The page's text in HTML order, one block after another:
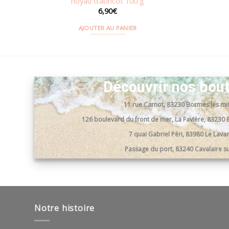
6,90€
AJOUTER AU PANIER
Découvrir nos
11 rue Carnot, 83230 Bormes les
126 boulevard du front de mer, La Favière, 83230
7 quai Gabriel Péri, 83980 Le
Passage du port, 83240 Cavalaire
Notre histoire